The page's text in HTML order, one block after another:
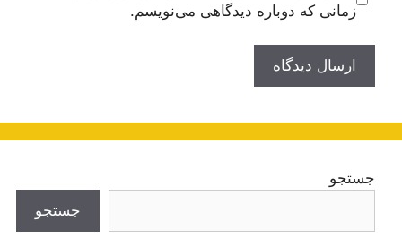
زمانی که دوباره دیدگاهی می‌نویسم.
جستجو
جستجو